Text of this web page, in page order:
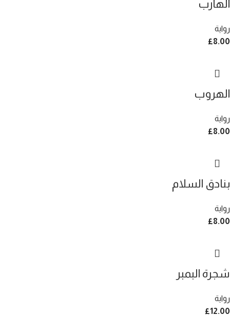
الهارب
رواية
£8.00
الهروب
رواية
£8.00
بنادق السلام
رواية
£8.00
شجرة البمبر
رواية
£12.00